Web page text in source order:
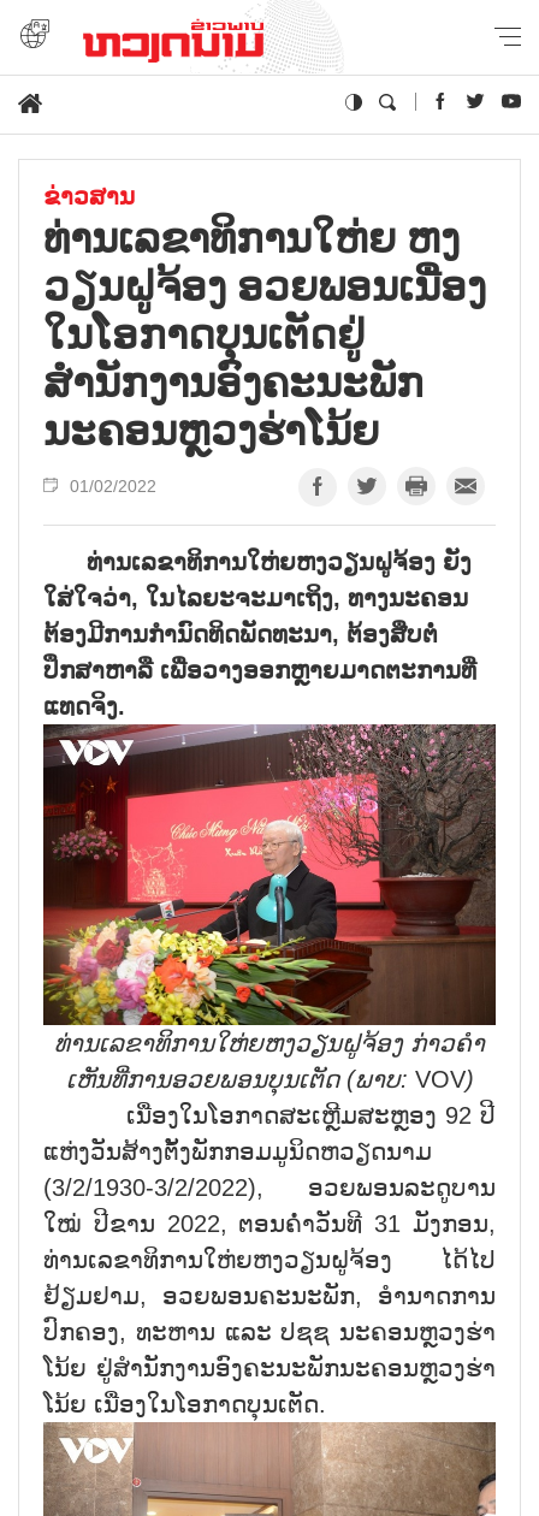
ຂ່າວສານ
ທ່ານເລຂາທິການໃຫ່ຍ ຫງ
ວຽນຝູຈ້ອງ ອວຍພອນເນື່ອງ
ໃນໂອກາດບຸນເຕັດຢູ່
ສຳນັກງານອົງຄະນະພັກ
ນະຄອນຫຼວງຮ່າໂນ້ຍ
01/02/2022
ທ່ານເລຂາທິການໃຫ່ຍຫງວຽນຝູຈ້ອງ ຍັງ
ໃສ່ໃຈວ່າ, ໃນໄລຍະຈະມາເຖິງ, ທາງນະຄອນ
ຕ້ອງມີການກຳນົດທິດພັດທະນາ, ຕ້ອງສືບຕໍ່
ປຶກສາຫາລື ເພື່ອວາງອອກຫຼາຍມາດຕະການທີ່
ແທດຈິງ.
ທ່ານເລຂາທິການໃຫ່ຍຫງວຽນຝູຈ້ອງ ກ່າວຄຳ
ເຫັນທີ່ການອວຍພອນບຸນເຕັດ (ພາບ: VOV)
ເນື່ອງໃນໂອກາດສະເຫຼີມສະຫຼອງ 92 ປີ
ແຫ່ງວັນສ້າງຕັ້ງພັກກອມມູນິດຫວຽດນາມ
(3/2/1930-3/2/2022), ອວຍພອນລະດູບານ
ໃໝ່ ປີຂານ 2022, ຕອນຄ່ຳວັນທີ 31 ມັງກອນ,
ທ່ານເລຂາທິການໃຫ່ຍຫງວຽນຝູຈ້ອງ ໄດ້ໄປ
ຢ້ຽມຢາມ, ອວຍພອນຄະນະພັກ, ອຳນາດການ
ປົກຄອງ, ທະຫານ ແລະ ປຊຊ ນະຄອນຫຼວງຮ່າ
ໂນ້ຍ ຢູ່ສຳນັກງານອົງຄະນະພັກນະຄອນຫຼວງຮ່າ
ໂນ້ຍ ເນື່ອງໃນໂອກາດບຸນເຕັດ.